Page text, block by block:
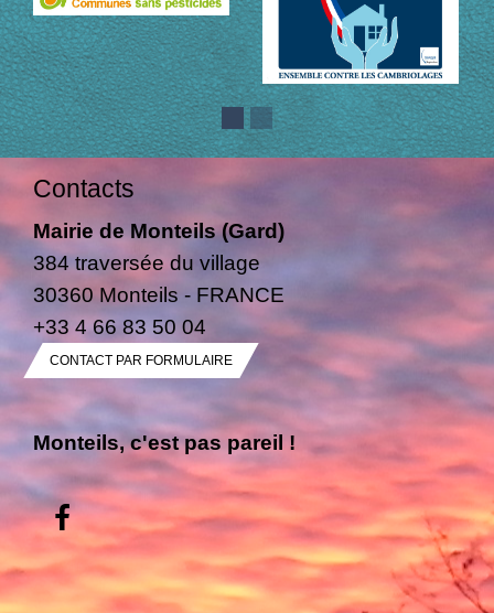
Contacts
Mairie de Monteils (Gard)
384 traversée du village
30360 Monteils - FRANCE
+33 4 66 83 50 04
CONTACT PAR FORMULAIRE
Monteils, c'est pas pareil !